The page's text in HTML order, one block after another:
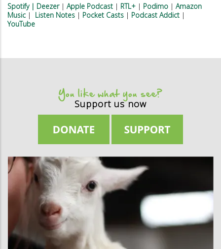
Spotify| Deezer| Apple Podcast | RTL+ | Podimo | Amazon
Music | Listen Notes | Pocket Casts | Podcast Addict |
YouTube
You like what you see?
Support us now